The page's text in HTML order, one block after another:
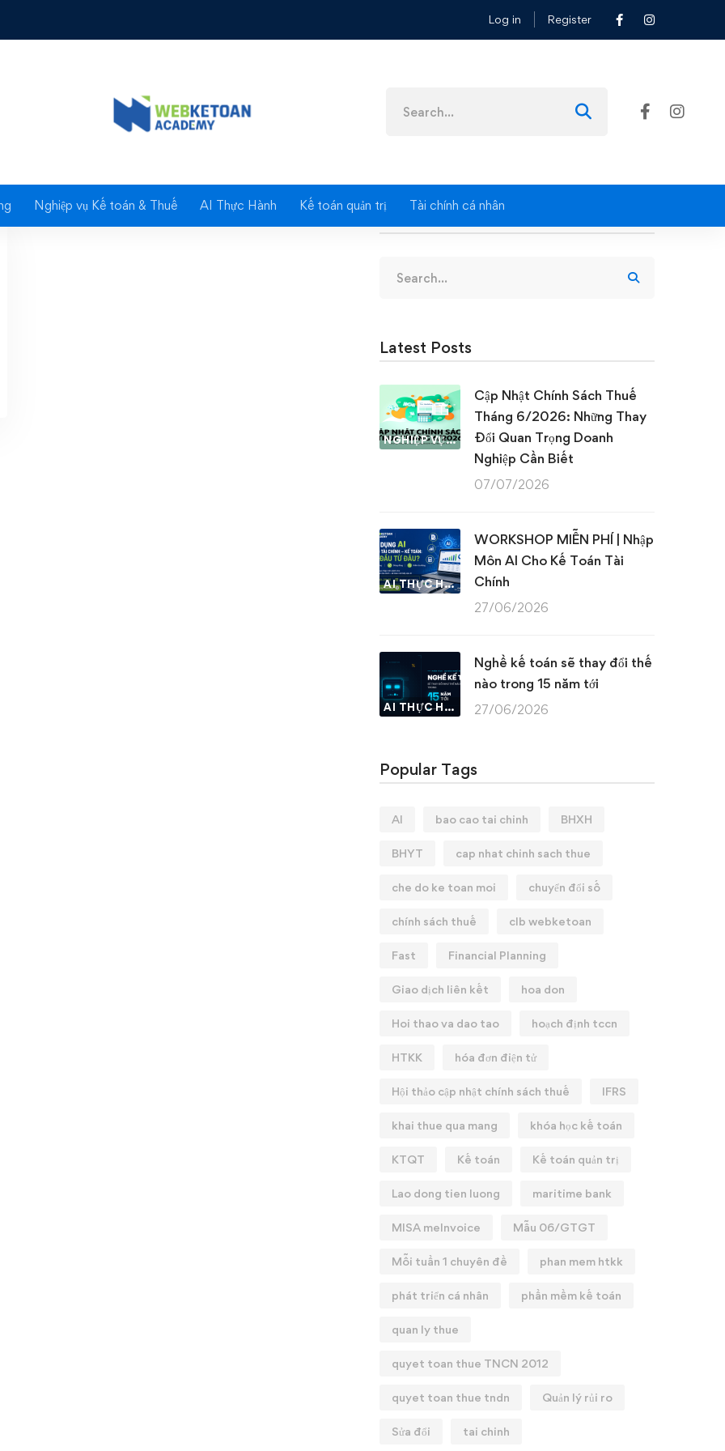
Log in Register
for:
Nghiệp vụ Kế toán & Thuế AI Thực Hành Kế toán quản trị Tài chính cá nhân
for:
Latest Posts
NGHIỆP VỤ KẾ TOÁN & THUẾ
Cập Nhật Chính Sách Thuế
Tháng 6/2026: Những Thay
Đổi Quan Trọng Doanh
Nghiệp Cần Biết
07/07/2026
AI THỰC HÀNH
WORKSHOP MIỄN PHÍ | Nhập
Môn AI Cho Kế Toán Tài
Chính
27/06/2026
AI THỰC HÀNH
Nghề kế toán sẽ thay đổi thế
nào trong 15 năm tới
27/06/2026
Popular Tags
AI bao cao tai chinh BHXH
BHYT cap nhat chinh sach thue
che do ke toan moi chuyển đổi số
chính sách thuế clb webketoan
Fast Financial Planning
Giao dịch liên kết hoa don
Hoi thao va dao tao hoạch định tccn
HTKK hóa đơn điện tử
Hội thảo cập nhật chính sách thuế IFRS
khai thue qua mang khóa học kế toán
KTQT Kế toán Kế toán quản trị
Lao dong tien luong maritime bank
MISA meInvoice Mẫu 06/GTGT
Mỗi tuần 1 chuyên đề phan mem htkk
phát triển cá nhân phần mềm kế toán
quan ly thue
quyet toan thue TNCN 2012
quyet toan thue tndn Quản lý rủi ro
Sửa đổi tai chinh